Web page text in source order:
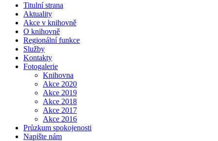
Titulní strana
Aktuality
Akce v knihovně
O knihovně
Regionální funkce
Služby
Kontakty
Fotogalerie
Knihovna
Akce 2020
Akce 2019
Akce 2018
Akce 2017
Akce 2016
Průzkum spokojenosti
Napište nám